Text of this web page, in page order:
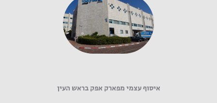
איסוף עצמי מפארק אפק בראש העין